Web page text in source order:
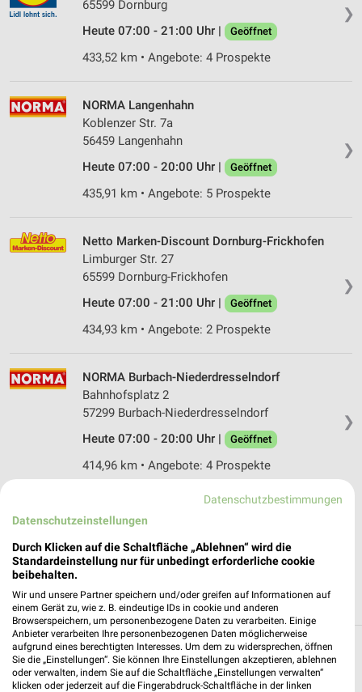
❯
65599 Dornburg
Heute 07:00 - 21:00 Uhr |
Geöffnet
433,52 km • Angebote: 4 Prospekte
❯
NORMA Langenhahn
Koblenzer Str. 7a
56459 Langenhahn
Heute 07:00 - 20:00 Uhr |
Geöffnet
435,91 km • Angebote: 5 Prospekte
❯
Netto Marken-Discount Dornburg-Frickhofen
Limburger Str. 27
65599 Dornburg-Frickhofen
Heute 07:00 - 21:00 Uhr |
Geöffnet
434,93 km • Angebote: 2 Prospekte
❯
NORMA Burbach-Niederdresselndorf
Bahnhofsplatz 2
57299 Burbach-Niederdresselndorf
Heute 07:00 - 20:00 Uhr |
Geöffnet
414,96 km • Angebote: 4 Prospekte
Netto Marken-Discount Burbach
Wilhelmstr. 10
57299 Burbach
416,61 km • Angebote: 3 Prospekte
Discounter Angebote und Prospekte für
Rennerod
Datenschutzbestimmungen
Datenschutzeinstellungen
Durch Klicken auf die Schaltfläche „Ablehnen“ wird die
Standardeinstellung nur für unbedingt erforderliche cookie
beibehalten.
Wir und unsere Partner speichern und/oder greifen auf Informationen auf
einem Gerät zu, wie z. B. eindeutige IDs in cookie und anderen
Browserspeichern, um personenbezogene Daten zu verarbeiten. Einige
Anbieter verarbeiten Ihre personenbezogenen Daten möglicherweise
aufgrund eines berechtigten Interesses. Um dem zu widersprechen, öffnen
Sie die „Einstellungen“. Sie können Ihre Einstellungen akzeptieren, ablehnen
oder verwalten, indem Sie auf die Schaltfläche „Einstellungen verwalten“
klicken oder jederzeit auf die Fingerabdruck-Schaltfläche in der linken